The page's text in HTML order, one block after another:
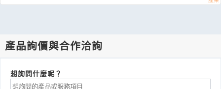
產品詢價與合作洽詢
想詢問什麼呢？